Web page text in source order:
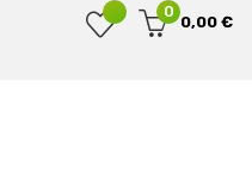
0
0,00 €